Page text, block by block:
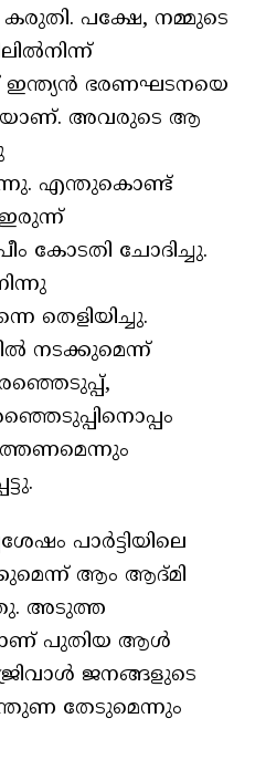
പക്ഷേ, നമ്മുടെ
ഇന്ത്യൻ ഭരണഘടനയെ
അവരുടെ ആ
എന്തുകൊണ്ട്
കോടതി ചോദിച്ചു.
തെളിയിച്ചു.
നടക്കുമെന്ന്
പാർട്ടിയിലെ
ആം ആദ്മി
അടുത്ത
പുതിയ ആൾ
ജനങ്ങളുടെ
തേടുമെന്നും